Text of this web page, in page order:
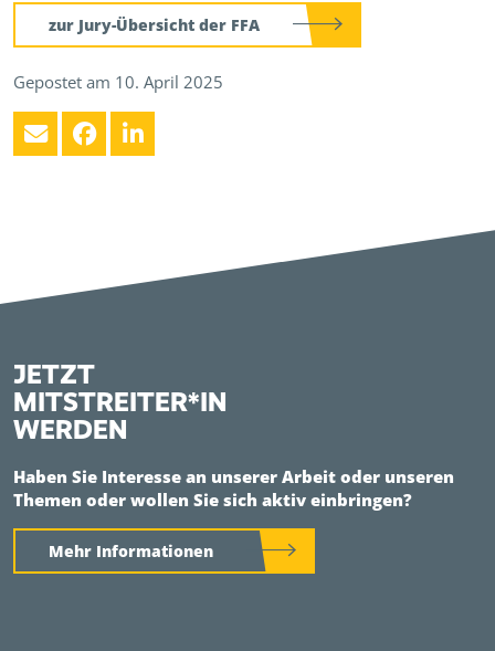
zur Jury-Übersicht der FFA
Gepostet am 10. April 2025
JETZT
MITSTREITER*IN
WERDEN
Haben Sie Interesse an unserer Arbeit oder unseren
Themen oder wollen Sie sich aktiv einbringen?
Mehr Informationen